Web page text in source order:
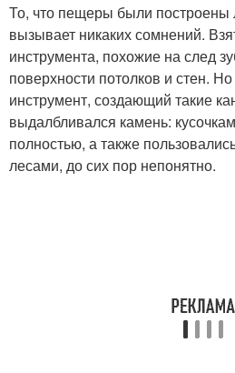
То, что пещеры были
вызывает никаких сомнений.
инструмента, похожие на след
поверхности потолков и стен.
инструмент, создающий такие
выдалбливался камень:
полностью, а также
лесами, до сих пор непонятно.